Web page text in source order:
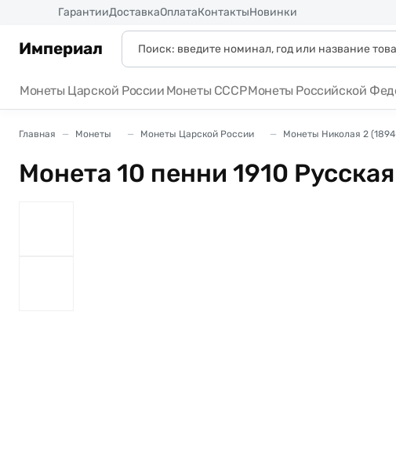
ГарантииДоставкаОплатаКонтактыНовинки
Империал
Монеты Царской России Монеты СССРМонеты Российской
Главная Монеты Монеты Царской России Монеты Николая 2
Монета 10 пенни 1910